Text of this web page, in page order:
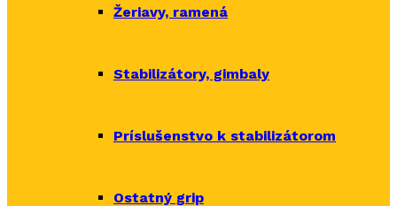
Žeriavy, ramená
Stabilizátory, gimbaly
Príslušenstvo k stabilizátorom
Ostatný grip